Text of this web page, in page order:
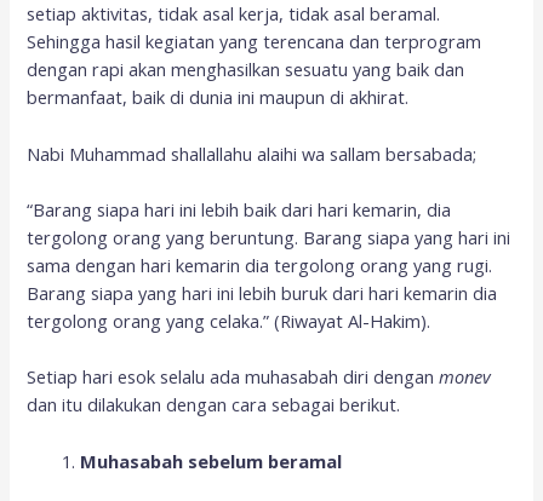
setiap aktivitas, tidak asal kerja, tidak asal beramal.
Sehingga hasil kegiatan yang terencana dan terprogram
dengan rapi akan menghasilkan sesuatu yang baik dan
bermanfaat, baik di dunia ini maupun di akhirat.
Nabi Muhammad shallallahu alaihi wa sallam bersabada;
“Barang siapa hari ini lebih baik dari hari kemarin, dia
tergolong orang yang beruntung. Barang siapa yang hari ini
sama dengan hari kemarin dia tergolong orang yang rugi.
Barang siapa yang hari ini lebih buruk dari hari kemarin dia
tergolong orang yang celaka.” (Riwayat Al-Hakim).
Setiap hari esok selalu ada muhasabah diri denganmonev
dan itu dilakukan dengan cara sebagai berikut.
Muhasabah sebelum beramal